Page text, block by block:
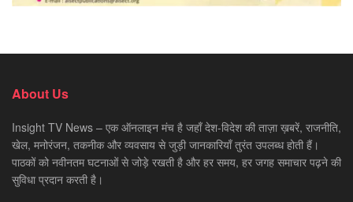
About Us
Insight TV News – एक ऑनलाइन मंच है जहाँ देश-विदेश की ताज़ा ख़बरें, राजनीति,
खेल, मनोरंजन, तकनीक और व्यवसाय से जुड़ी जानकारियाँ तुरंत उपलब्ध होती हैं।
पाठकों को नवीनतम घटनाओं से जोड़े रखती है और हर समय, हर जगह समाचार पढ़ने की
सुविधा प्रदान करती है।